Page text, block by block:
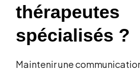
thérapeutes
spécialisés ?
Maintenir une